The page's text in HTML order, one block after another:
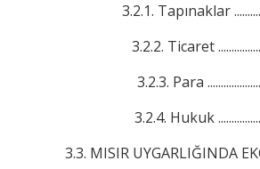
3.2.1. Tapınaklar
3.2.2. Ticaret
3.2.3. Para
3.2.4. Hukuk
3.3. MISIR UYGARLIĞINDA